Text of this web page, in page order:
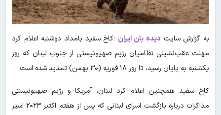
به گزارش سایت دیده بان ایران ؛کاخ سفید بامداد دوشنبه اعلام کرد
مهلت عقب‌نشینی نظامیان رژیم صهیونیستی از جنوب لبنان که روز
یکشنبه به پایان رسید، تا روز ۱۸ فوریه (۳۰ بهمن) تمدید شده است.
کاخ سفید همچنین اعلام کرد لبنان، آمریکا و رژیم صهیونیستی
مذاکرات درباره بازگشت اسرای لبنانی که پس از هفتم اکتبر ۲۰۲۳ اسیر